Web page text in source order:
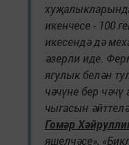
икенчесе - 100
икесендә дә
әзерли иде.
ягулык белән
чәчүне бер
чыгасын
Гомәр
яшелчәсе»,